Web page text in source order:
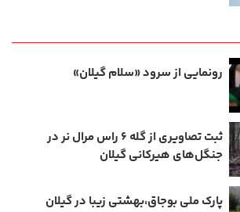
رونمایی از سرود «سلام گیلان»
ثبت تصاویری از گله ۶ راس مرال نر در
جنگل‌های هیرکانی گیلان
پارک ملی بوجاق،بهشتی زیبا در گیلان